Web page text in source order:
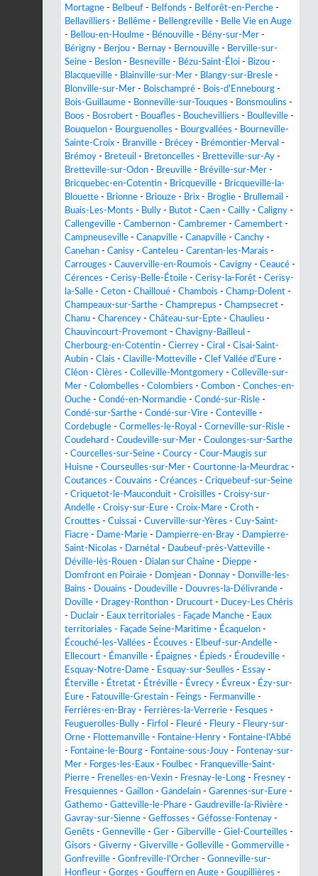
Mortagne - Belbeuf - Belfonds - Belforêt-en-Perche -
Bellavilliers - Bellême - Bellengreville - Belle Vie en Auge
- Bellou-en-Houlme - Bénouville - Bény-sur-Mer -
Bérigny - Berjou - Bernay - Bernouville - Berville-sur-
Seine - Beslon - Besneville - Bézu-Saint-Éloi - Bizou -
Blacqueville - Blainville-sur-Mer - Blangy-sur-Bresle -
Blonville-sur-Mer - Boischampré - Bois-d'Ennebourg -
Bois-Guillaume - Bonneville-sur-Touques - Bonsmoulins -
Boos - Bosrobert - Bouafles - Bouchevilliers - Boulleville -
Bouquelon - Bourguenolles - Bourgvallées - Bourneville-
Sainte-Croix - Branville - Brécey - Brémontier-Merval -
Brémoy - Breteuil - Bretoncelles - Bretteville-sur-Ay -
Bretteville-sur-Odon - Breuville - Bréville-sur-Mer -
Bricquebec-en-Cotentin - Bricqueville - Bricqueville-la-
Blouette - Brionne - Briouze - Brix - Broglie - Brullemail -
Buais-Les-Monts - Bully - Butot - Caen - Cailly - Caligny -
Callengeville - Cambernon - Cambremer - Camembert -
Campneuseville - Canapville - Canapville - Canchy -
Canehan - Canisy - Canteleu - Carentan-les-Marais -
Carrouges - Cauverville-en-Roumois - Cavigny - Ceaucé -
Cérences - Cerisy-Belle-Étoile - Cerisy-la-Forêt - Cerisy-
la-Salle - Ceton - Chailloué - Chambois - Champ-Dolent -
Champeaux-sur-Sarthe - Champrepus - Champsecret -
Chanu - Charencey - Château-sur-Epte - Chaulieu -
Chauvincourt-Provemont - Chavigny-Bailleul -
Cherbourg-en-Cotentin - Cierrey - Ciral - Cisai-Saint-
Aubin - Clais - Claville-Motteville - Clef Vallée d'Eure -
Cléon - Clères - Colleville-Montgomery - Colleville-sur-
Mer - Colombelles - Colombiers - Combon - Conches-en-
Ouche - Condé-en-Normandie - Condé-sur-Risle -
Condé-sur-Sarthe - Condé-sur-Vire - Conteville -
Cordebugle - Cormelles-le-Royal - Corneville-sur-Risle -
Coudehard - Coudeville-sur-Mer - Coulonges-sur-Sarthe
- Courcelles-sur-Seine - Courcy - Cour-Maugis sur
Huisne - Courseulles-sur-Mer - Courtonne-la-Meurdrac -
Coutances - Couvains - Créances - Criquebeuf-sur-Seine
- Criquetot-le-Mauconduit - Croisilles - Croisy-sur-
Andelle - Croisy-sur-Eure - Croix-Mare - Croth -
Crouttes - Cuissai - Cuverville-sur-Yères - Cuy-Saint-
Fiacre - Dame-Marie - Dampierre-en-Bray - Dampierre-
Saint-Nicolas - Darnétal - Daubeuf-près-Vatteville -
Déville-lès-Rouen - Dialan sur Chaîne - Dieppe -
Domfront en Poiraie - Domjean - Donnay - Donville-les-
Bains - Douains - Doudeville - Douvres-la-Délivrande -
Doville - Dragey-Ronthon - Drucourt - Ducey-Les Chéris
- Duclair - Eaux territoriales - Façade Manche - Eaux
territoriales - Façade Seine-Maritime - Écaquelon -
Écouché-les-Vallées - Écouves - Elbeuf-sur-Andelle -
Ellecourt - Émanville - Épaignes - Épieds - Éroudeville -
Esquay-Notre-Dame - Esquay-sur-Seulles - Essay -
Éterville - Étretat - Étréville - Évrecy - Évreux - Ézy-sur-
Eure - Fatouville-Grestain - Feings - Fermanville -
Ferrières-en-Bray - Ferrières-la-Verrerie - Fesques -
Feuguerolles-Bully - Firfol - Fleuré - Fleury - Fleury-sur-
Orne - Flottemanville - Fontaine-Henry - Fontaine-l'Abbé
- Fontaine-le-Bourg - Fontaine-sous-Jouy - Fontenay-sur-
Mer - Forges-les-Eaux - Foulbec - Franqueville-Saint-
Pierre - Frenelles-en-Vexin - Fresnay-le-Long - Fresney -
Fresquiennes - Gaillon - Gandelain - Garennes-sur-Eure -
Gathemo - Gatteville-le-Phare - Gaudreville-la-Rivière -
Gavray-sur-Sienne - Geffosses - Géfosse-Fontenay -
Genêts - Genneville - Ger - Giberville - Giel-Courteilles -
Gisors - Giverny - Giverville - Golleville - Gommerville -
Gonfreville - Gonfreville-l'Orcher - Gonneville-sur-
Honfleur - Gorges - Gouffern en Auge - Goupillières -